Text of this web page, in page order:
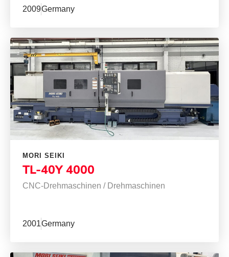
2009Germany
MORI SEIKI
TL-40Y 4000
CNC-Drehmaschinen / Drehmaschinen
2001Germany